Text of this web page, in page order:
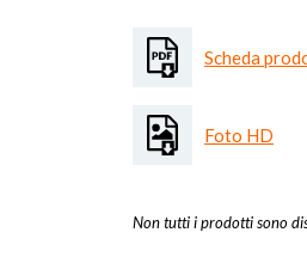
Scheda
Foto HD
Non tutti i prodotti sono